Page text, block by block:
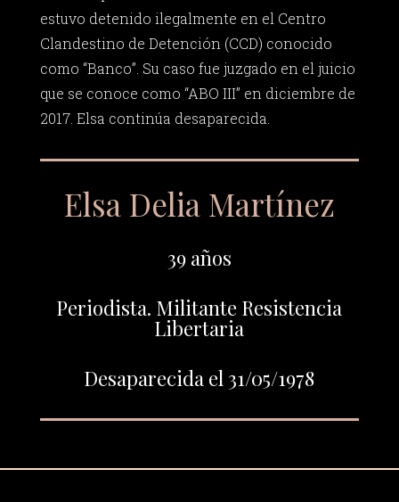
estuvo detenido ilegalmente en el Centro
Clandestino de Detención (CCD) conocido
como “Banco”. Su caso fue juzgado en el juicio
que se conoce como “ABO III” en diciembre de
2017. Elsa continúa desaparecida.
Elsa Delia Martínez
39 años
Periodista. Militante Resistencia
Libertaria
Desaparecida el 31/05/1978